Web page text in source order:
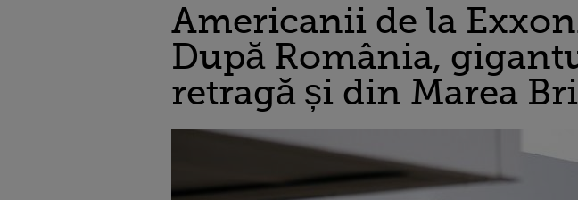
Americanii de la
După România,
retragă și din Marea